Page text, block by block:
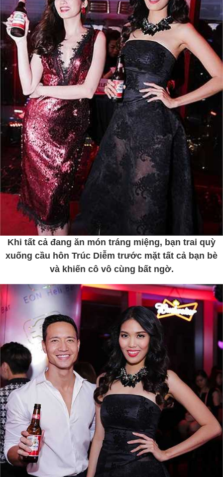
Khi tất cả đang ăn món tráng miệng, bạn trai quỳ
xuống cầu hôn Trúc Diễm trước mặt tất cả bạn bè
và khiến cô vô cùng bất ngờ.